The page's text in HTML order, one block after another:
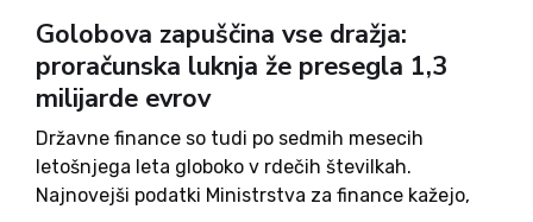
Golobova zapuščina vse dražja:
proračunska luknja že presegla 1,3
milijarde evrov
Državne finance so tudi po sedmih mesecih
letošnjega leta globoko v rdečih številkah.
Najnovejši podatki Ministrstva za finance kažejo,